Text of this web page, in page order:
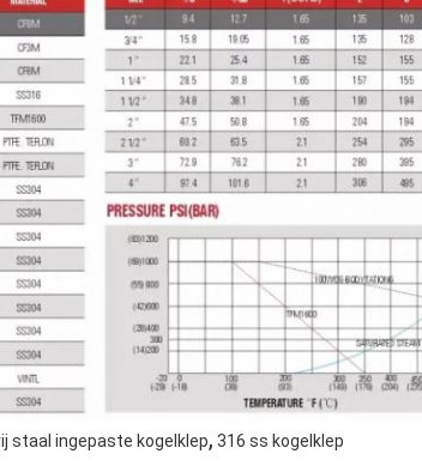
staal ingepaste kogelklep, 316 ss kogelklep